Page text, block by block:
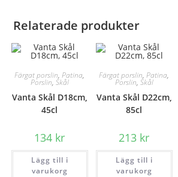
Relaterade produkter
Färgat porslin,Patina,
Porslin, Skål
Vanta Skål D18cm,
45cl
134 kr
Lägg till i
varukorg
Färgat porslin,Patina,
Porslin, Skål
Vanta Skål D22cm,
85cl
213 kr
Lägg till i
varukorg